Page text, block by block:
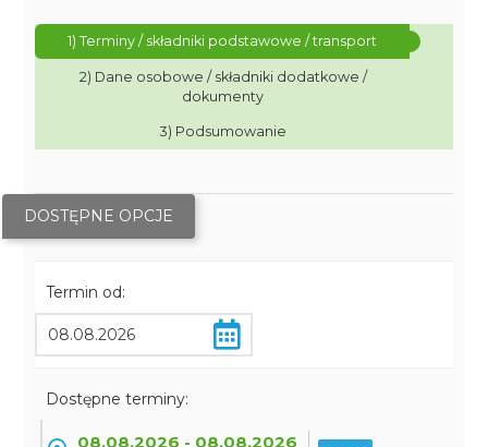
1) Terminy / składniki podstawowe / transport
2) Dane osobowe / składniki dodatkowe /
dokumenty
3) Podsumowanie
DOSTĘPNE OPCJE
Termin od:
Dostępne terminy:
08.08.2026 - 08.08.2026